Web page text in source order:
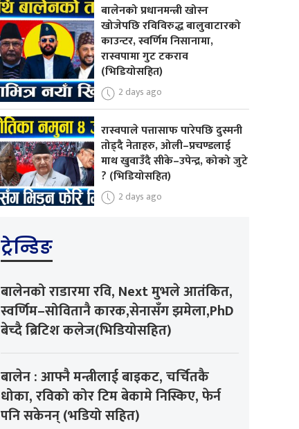
बालेनको प्रधानमन्त्री खोस्न
खोजेपछि रविविरुद्ध बालुवाटारको
काउन्टर, स्वर्णिम निसानामा,
रास्वपामा गुट टकराव
(भिडियोसहित)
2 days ago
रास्वपाले पत्तासाफ पारेपछि दुस्मनी
तोड्दै नेताहरु, ओली–प्रचण्डलाई
माथ खुवाउँदै सीके–उपेन्द्र, कोको जुटे
? (भिडियोसहित)
2 days ago
ट्रेन्डिङ
बालेनको राडारमा रवि, Next मुभले आतंकित,
स्वर्णिम–सोवितानै कारक,सेनासँग झमेला,PhD
बेच्दै ब्रिटिश कलेज(भिडियोसहित)
बालेन : आफ्नै मन्त्रीलाई बाइकट, चर्चितकै
धोका, रविको कोर टिम बेकामे निस्किए, फेर्न
पनि सकेनन् (भडियो सहित)